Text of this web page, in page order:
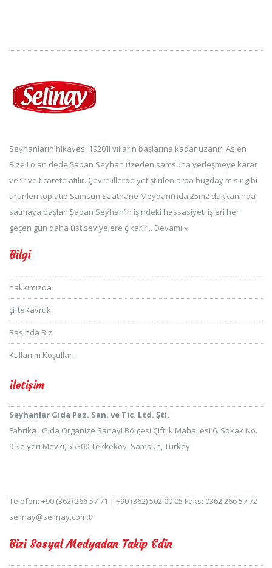
Seyhanların hikayesi 1920’li yılların başlarına kadar uzanır. Aslen
Rizeli olan dede Şaban Seyhan rizeden samsuna yerleşmeye karar
verir ve ticarete atılır. Çevre illerde yetiştirilen arpa buğday mısır gibi
ürünleri toplatıp Samsun Saathane Meydanı’nda 25m2 dükkanında
satmaya başlar. Şaban Seyhan’ın işindeki hassasiyeti işleri her
geçen gün daha üst seviyelere çıkarır... Devamı »
Bilgi
hakkımızda
çifteKavruk
Basında Biz
Kullanım Koşulları
iletişim
Seyhanlar Gıda Paz. San. ve Tic. Ltd. Şti.
Fabrika : Gıda Organize Sanayi Bölgesi Çiftlik Mahallesi 6. Sokak No.
9 Selyeri Mevki, 55300 Tekkeköy, Samsun, Turkey
Telefon: +90 (362) 266 57 71 | +90 (362) 502 00 05 Faks: 0362 266 57 72
selinay@selinay.com.tr
Bizi Sosyal Medyadan Takip Edin